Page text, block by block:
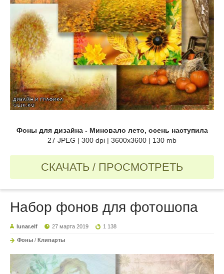
Фоны для дизайна - Миновало лето, осень наступила
27 JPEG | 300 dpi | 3600х3600 | 130 mb
СКАЧАТЬ / ПРОСМОТРЕТЬ
Набор фонов для фотошопа
lunar.elf 27 марта 2019 1 138
Фоны / Клипарты